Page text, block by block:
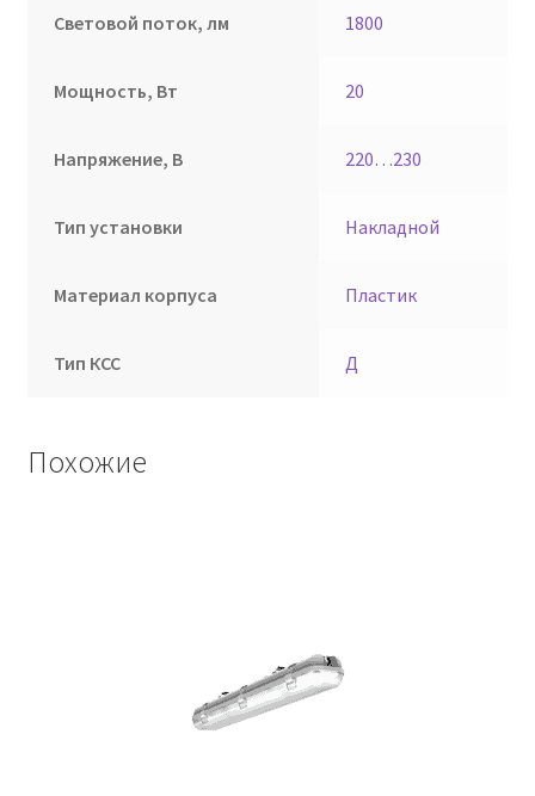
Световой поток, лм 1800
Мощность, Вт 20
Напряжение, В 220…230
Тип установки Накладной
Материал корпуса Пластик
Тип КСС Д
Похожие